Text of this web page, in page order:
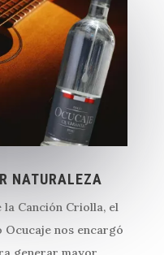
NATURALEZA
Canción Criolla, el
nos encargó